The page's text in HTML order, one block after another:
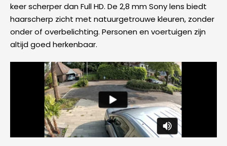
keer scherper dan Full HD. De 2,8 mm Sony lens biedt
haarscherp zicht met natuurgetrouwe kleuren, zonder
onder of overbelichting. Personen en voertuigen zijn
altijd goed herkenbaar.